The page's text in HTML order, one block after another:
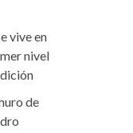
vive en
nivel
de